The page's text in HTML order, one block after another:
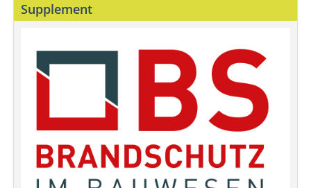
Supplement